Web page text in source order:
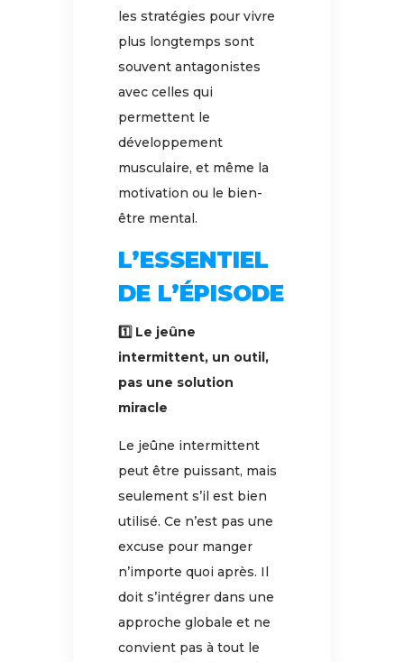
les stratégies pour vivre
plus longtemps sont
souvent antagonistes
avec celles qui
permettent le
développement
musculaire, et même la
motivation ou le bien-
être mental.
L’ESSENTIEL
DE L’ÉPISODE
1️⃣ Le jeûne
intermittent, un outil,
pas une solution
miracle
Le jeûne intermittent
peut être puissant, mais
seulement s’il est bien
utilisé. Ce n’est pas une
excuse pour manger
n’importe quoi après. Il
doit s’intégrer dans une
approche globale et ne
convient pas à tout le